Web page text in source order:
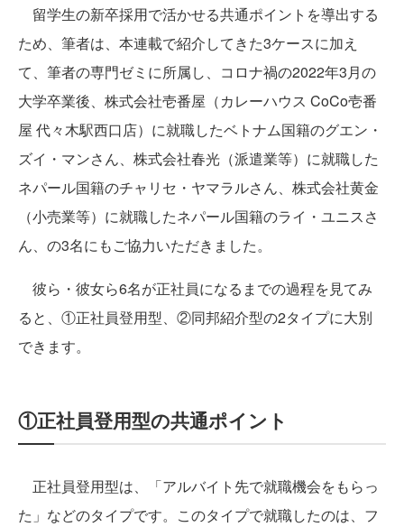
留学生の新卒採用で活かせる共通ポイントを導出する
ため、筆者は、本連載で紹介してきた3ケースに加え
て、筆者の専門ゼミに所属し、コロナ禍の2022年3月の
大学卒業後、株式会社壱番屋（カレーハウス CoCo壱番
屋 代々木駅西口店）に就職したベトナム国籍のグエン・
ズイ・マンさん、株式会社春光（派遣業等）に就職した
ネパール国籍のチャリセ・ヤマラルさん、株式会社黄金
（小売業等）に就職したネパール国籍のライ・ユニスさ
ん、の3名にもご協力いただきました。
彼ら・彼女ら6名が正社員になるまでの過程を見てみ
ると、①正社員登用型、②同邦紹介型の2タイプに大別
できます。
①正社員登用型の共通ポイント
正社員登用型は、「アルバイト先で就職機会をもらっ
た」などのタイプです。このタイプで就職したのは、フ